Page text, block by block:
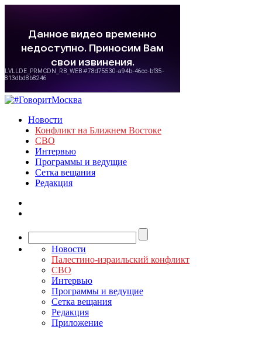
Новости
Конфликт на Ближнем Востоке
СВО
Интервью
Программы и ведущие
Сетка вещания
Редакция
Новости
Палестино-израильский конфликт
СВО
Интервью
Программы и ведущие
Сетка вещания
Редакция
Приложение